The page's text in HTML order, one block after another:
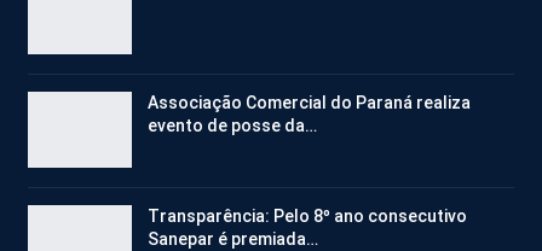
Associação Comercial do Paraná realiza
evento de posse da…
Transparência: Pelo 8º ano consecutivo
Sanepar é premiada…